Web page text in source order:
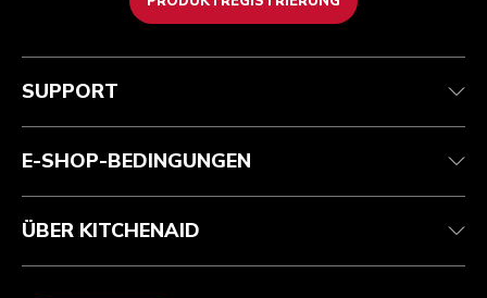
Health Check
Verfolgen Sie Ihre Bestellung
Garantie und Dokumente
Häufig gestellte fragen
Teilnahmebedingungen
Rückgaben und Erstattungen
Impressum
ODR
Die Marke
Händlersuche
SUPPORT
E-SHOP-BEDINGUNGEN
ÜBER KITCHENAID